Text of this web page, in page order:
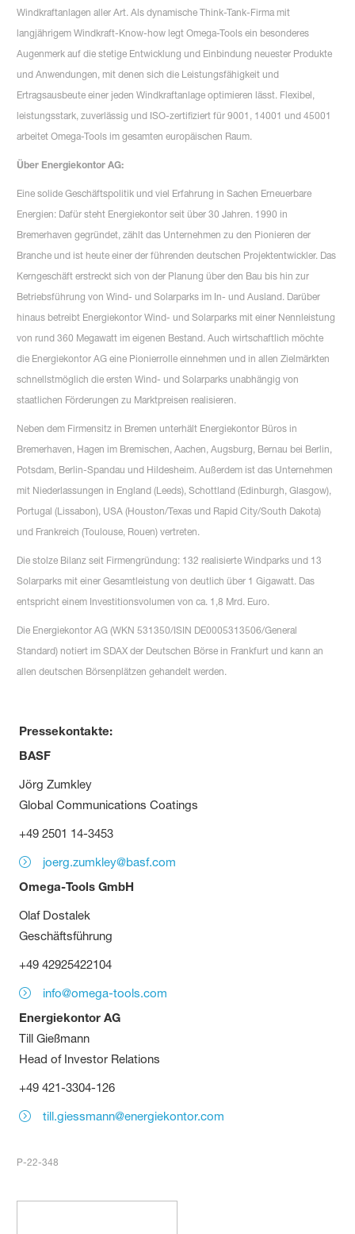
Windkraftanlagen aller Art. Als dynamische Think-Tank-Firma mit
langjährigem Windkraft-Know-how legt Omega-Tools ein besonderes
Augenmerk auf die stetige Entwicklung und Einbindung neuester Produkte
und Anwendungen, mit denen sich die Leistungsfähigkeit und
Ertragsausbeute einer jeden Windkraftanlage optimieren lässt. Flexibel,
leistungsstark, zuverlässig und ISO-zertifiziert für 9001, 14001 und 45001
arbeitet Omega-Tools im gesamten europäischen Raum.
Über Energiekontor AG:
Eine solide Geschäftspolitik und viel Erfahrung in Sachen Erneuerbare
Energien: Dafür steht Energiekontor seit über 30 Jahren. 1990 in
Bremerhaven gegründet, zählt das Unternehmen zu den Pionieren der
Branche und ist heute einer der führenden deutschen Projektentwickler. Das
Kerngeschäft erstreckt sich von der Planung über den Bau bis hin zur
Betriebsführung von Wind- und Solarparks im In- und Ausland. Darüber
hinaus betreibt Energiekontor Wind- und Solarparks mit einer Nennleistung
von rund 360 Megawatt im eigenen Bestand. Auch wirtschaftlich möchte
die Energiekontor AG eine Pionierrolle einnehmen und in allen Zielmärkten
schnellstmöglich die ersten Wind- und Solarparks unabhängig von
staatlichen Förderungen zu Marktpreisen realisieren.
Neben dem Firmensitz in Bremen unterhält Energiekontor Büros in
Bremerhaven, Hagen im Bremischen, Aachen, Augsburg, Bernau bei Berlin,
Potsdam, Berlin-Spandau und Hildesheim. Außerdem ist das Unternehmen
mit Niederlassungen in England (Leeds), Schottland (Edinburgh, Glasgow),
Portugal (Lissabon), USA (Houston/Texas und Rapid City/South Dakota)
und Frankreich (Toulouse, Rouen) vertreten.
Die stolze Bilanz seit Firmengründung: 132 realisierte Windparks und 13
Solarparks mit einer Gesamtleistung von deutlich über 1 Gigawatt. Das
entspricht einem Investitionsvolumen von ca. 1,8 Mrd. Euro.
Die Energiekontor AG (WKN 531350/ISIN DE0005313506/General
Standard) notiert im SDAX der Deutschen Börse in Frankfurt und kann an
allen deutschen Börsenplätzen gehandelt werden.
Pressekontakte:
BASF
Jörg Zumkley
Global Communications Coatings
+49 2501 14-3453
joerg.zumkley@basf.com
Omega-Tools GmbH
Olaf Dostalek
Geschäftsführung
+49 42925422104
info@omega-tools.com
Energiekontor AG
Till Gießmann
Head of Investor Relations
+49 421-3304-126
till.giessmann@energiekontor.com
P-22-348